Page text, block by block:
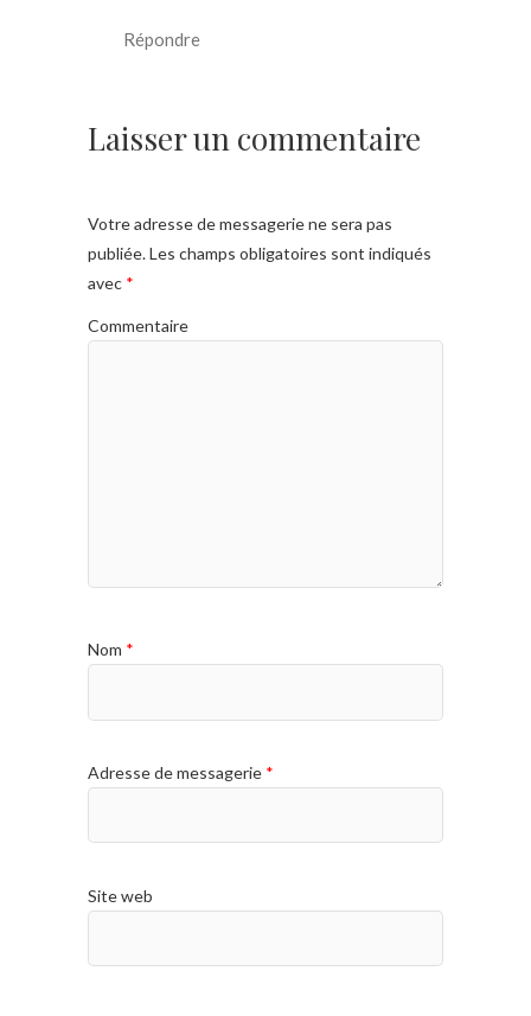
Répondre
Laisser un commentaire
Votre adresse de messagerie ne sera pas
publiée.Les champs obligatoires sont indiqués
avec *
Commentaire
Nom *
Adresse de messagerie *
Site web